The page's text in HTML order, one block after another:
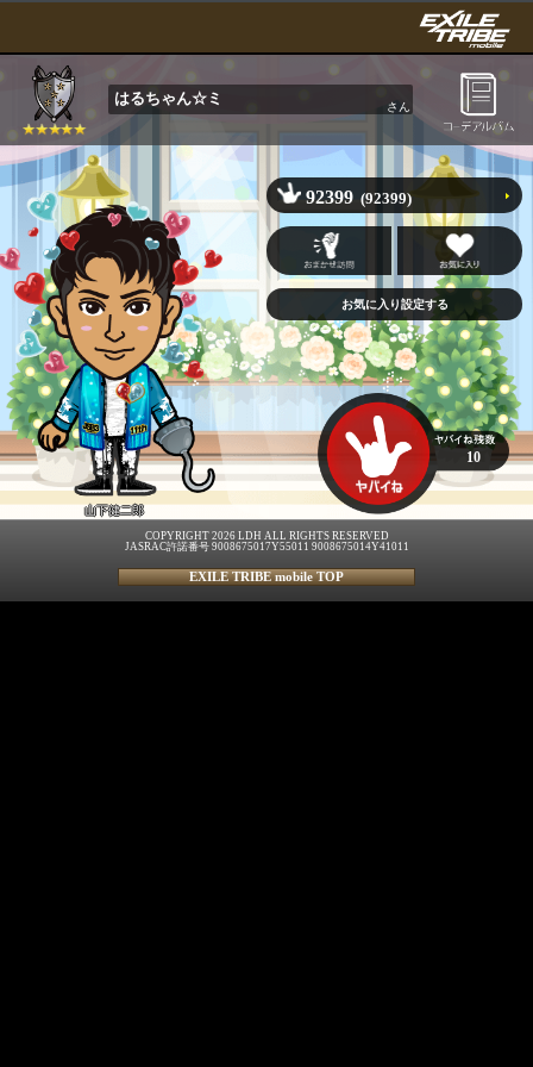
はるちゃん☆ミ さん
山下健二郎
92399 (92399)
10
COPYRIGHT 2026 LDH ALL RIGHTS RESERVED
JASRAC許諾番号 9008675017Y55011 9008675014Y41011
EXILE TRIBE mobile TOP